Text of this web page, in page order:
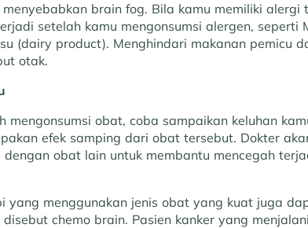
brain fog. Bila kamu memiliki alergi
setelah kamu mengonsumsi alergen, seperti
(dairy product). Menghindari makanan pemicu
otak.
mengonsumsi obat, coba sampaikan keluhan
efek samping dari obat tersebut. Dokter
obat lain untuk membantu mencegah
yang menggunakan jenis obat yang kuat juga
chemo brain. Pasien kanker yang menjalani